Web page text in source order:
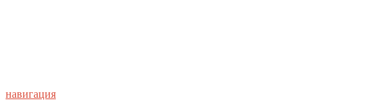
навигация